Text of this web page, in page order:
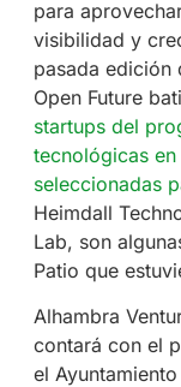
para
visibilidad y
pasada edición
Open Future
startups del
tecnológicas
seleccionadas
Heimdall
Lab, son
Patio que
Alhambra
contará con el
el